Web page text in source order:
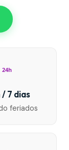
24h
/ 7 dias
feriados